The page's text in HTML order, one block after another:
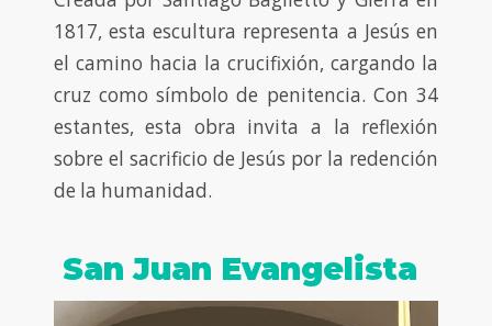
1817, esta escultura representa a Jesús en
el camino hacia la crucifixión, cargando la
cruz como símbolo de penitencia. Con 34
estantes, esta obra invita a la reflexión
sobre el sacrificio de Jesús por la redención
de la humanidad.
San Juan Evangelista